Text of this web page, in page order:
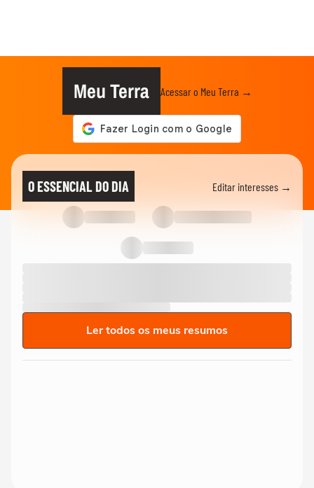
Meu Terra Acessar o Meu Terra →
O ESSENCIAL DO DIA Editar interesses →
Ler todos os meus resumos